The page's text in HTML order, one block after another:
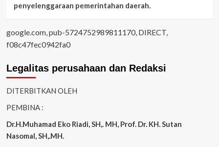
penyelenggaraan pemerintahan daerah.
google.com, pub-5724752989811170, DIRECT,
f08c47fec0942fa0
Legalitas perusahaan dan Redaksi
DITERBITKAN OLEH
PEMBINA :
Dr.H.Muhamad Eko Riadi, SH,. MH, Prof. Dr. KH. Sutan
Nasomal, SH,.MH.